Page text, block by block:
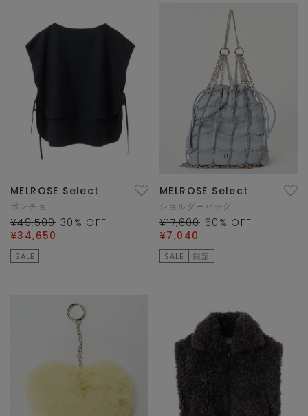
MELROSE Select
ポンチョ
¥49,500 30 % OFF
¥34,650
SALE
MELROSE Select
ショルダーバッグ
¥17,600 60 % OFF
¥7,040
SALE 限定